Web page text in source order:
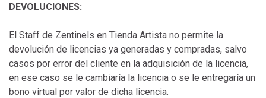
DEVOLUCIONES:
El Staff de Zentinels en Tienda Artista no permite la
devolución de licencias ya generadas y compradas, salvo
casos por error del cliente en la adquisición de la licencia,
en ese caso se le cambiaría la licencia o se le entregaría un
bono virtual por valor de dicha licencia.